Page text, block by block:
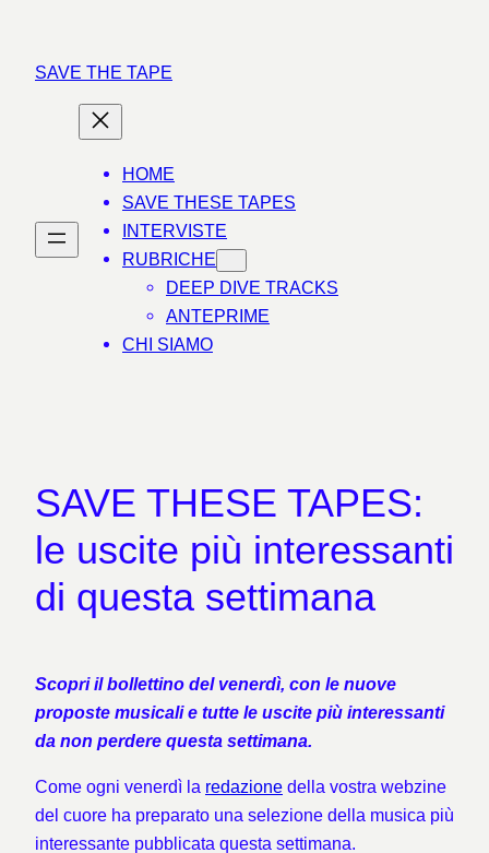
contenuto
SAVE THE TAPE
HOME
SAVE THESE TAPES
INTERVISTE
RUBRICHE
DEEP DIVE TRACKS
ANTEPRIME
CHI SIAMO
SAVE THESE TAPES:
le uscite più interessanti
di questa settimana
Scopri il bollettino del venerdì, con le nuove
proposte musicali e tutte le uscite più interessanti
da non perdere questa settimana.
Come ogni venerdì la redazione della vostra webzine
del cuore ha preparato una selezione della musica più
interessante pubblicata questa settimana.